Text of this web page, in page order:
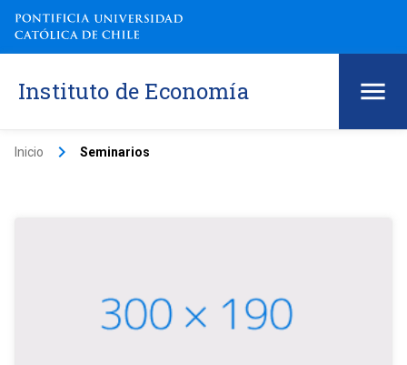
Instituto de Economía
Inicio keyboard_arrow_right Seminarios